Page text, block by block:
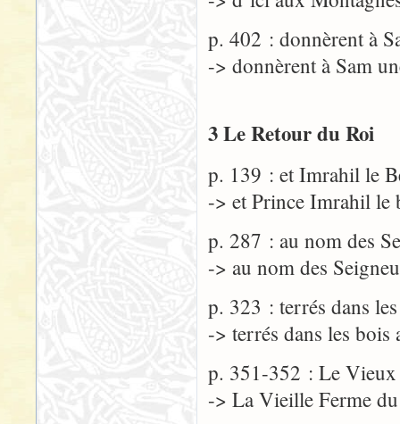
p. 402 : donnèrent à
-> donnèrent à Sam
3 Le Retour du Roi
p. 139 : et Imrahil le
-> et Prince Imrahil le
p. 287 : au nom des
-> au nom des
p. 323 : terrés dans
-> terrés dans les bois
p. 351-352 : Le Vieux
-> La Vieille Ferme du